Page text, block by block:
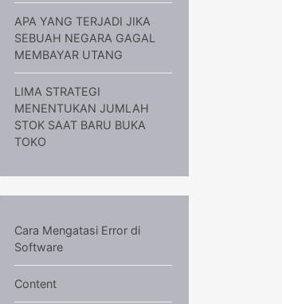
APA YANG TERJADI JIKA
SEBUAH NEGARA GAGAL
MEMBAYAR UTANG
LIMA STRATEGI
MENENTUKAN JUMLAH
STOK SAAT BARU BUKA
TOKO
Cara Mengatasi Error di
Software
Content